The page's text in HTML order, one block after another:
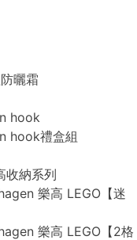
曬霜
hook
hook禮盒組
收納系列
樂高 LEGO【迷
樂高 LEGO【2格